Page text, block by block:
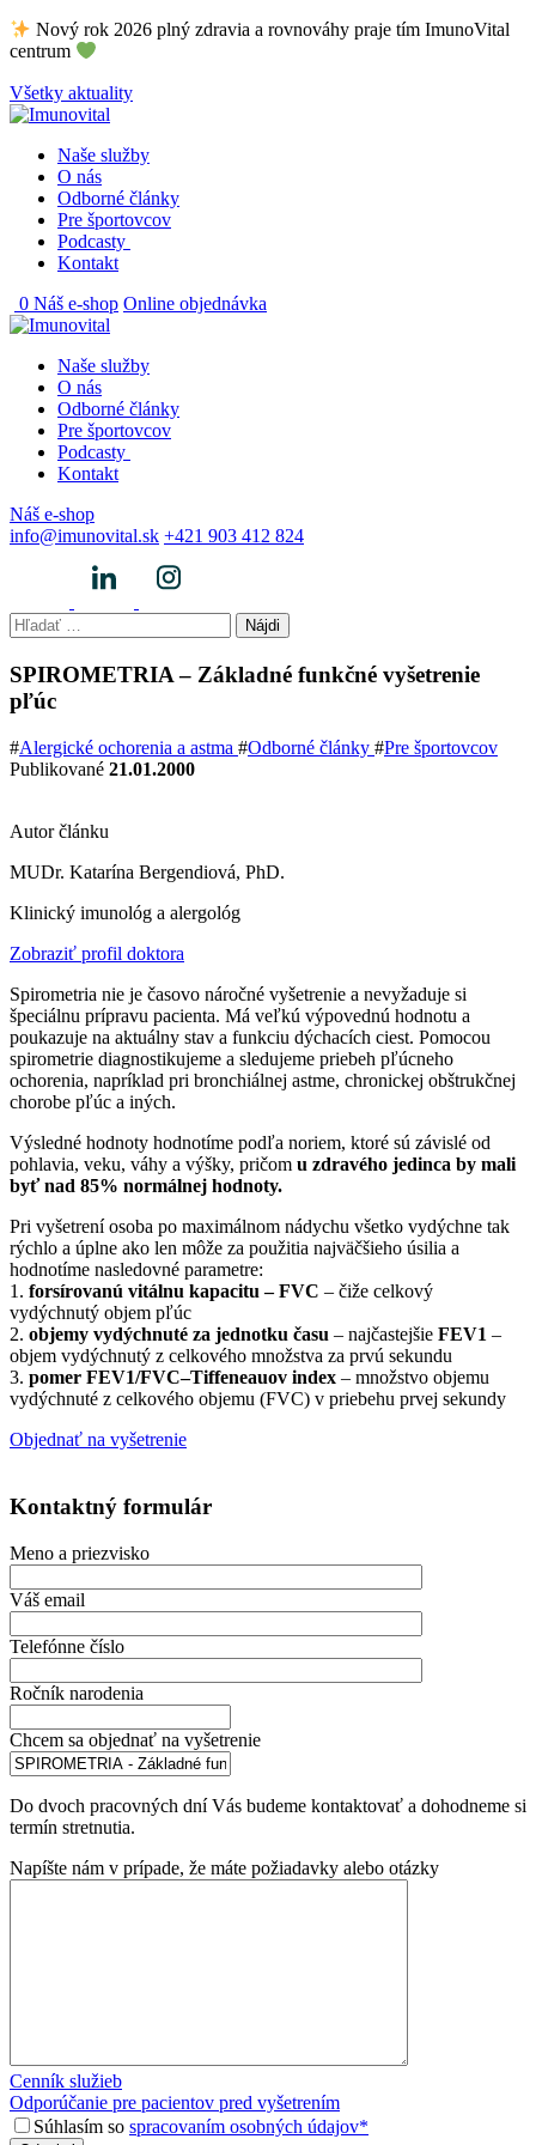
Skip
to
Nový rok 2026 plný zdravia a rovnováhy praje tím ImunoVital
centrum
Všetky aktuality
Naše služby
O nás
Odborné články
Pre športovcov
Podcasty
Kontakt
0 Náš e-shop Online objednávka
Naše služby
O nás
Odborné články
Pre športovcov
Podcasty
Kontakt
Náš e-shop
info@imunovital.sk +421 903 412 824
Hľadať:
SPIROMETRIA – Základné funkčné vyšetrenie
pľúc
#Alergické ochorenia a astma #Odborné články #Pre športovcov
Publikované 21.01.2000
Autor článku
MUDr. Katarína Bergendiová, PhD.
Klinický imunológ a alergológ
Zobraziť profil doktora
Spirometria nie je časovo náročné vyšetrenie a nevyžaduje si
špeciálnu prípravu pacienta. Má veľkú výpovednú hodnotu a
poukazuje na aktuálny stav a funkciu dýchacích ciest. Pomocou
spirometrie diagnostikujeme a sledujeme priebeh pľúcneho
ochorenia, napríklad pri bronchiálnej astme, chronickej obštrukčnej
chorobe pľúc a iných.
Výsledné hodnoty hodnotíme podľa noriem, ktoré sú závislé od
pohlavia, veku, váhy a výšky, pričom u zdravého jedinca by mali
byť nad 85% normálnej hodnoty.
Pri vyšetrení osoba po maximálnom nádychu všetko vydýchne tak
rýchlo a úplne ako len môže za použitia najväčšieho úsilia a
hodnotíme nasledovné parametre:
1. forsírovanú vitálnu kapacitu – FVC – čiže celkový
vydýchnutý objem pľúc
2. objemy vydýchnuté za jednotku času – najčastejšie FEV1 –
objem vydýchnutý z celkového množstva za prvú sekundu
3. pomer FEV1/FVC–Tiffeneauov index – množstvo objemu
vydýchnuté z celkového objemu (FVC) v priebehu prvej sekundy
Objednať na vyšetrenie
Kontaktný formulár
Meno a priezvisko
Váš email
Telefónne číslo
Ročník narodenia
Chcem sa objednať na vyšetrenie
Do dvoch pracovných dní Vás budeme kontaktovať a dohodneme si
termín stretnutia.
Napíšte nám v prípade, že máte požiadavky alebo otázky
Cenník služieb
Odporúčanie pre pacientov pred vyšetrením
Súhlasím so spracovaním osobných údajov*